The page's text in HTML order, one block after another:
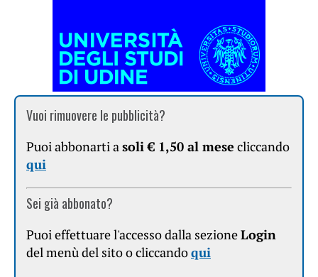
Vuoi rimuovere le pubblicità?
Puoi abbonarti asoli € 1,50 al mese cliccando
qui
Sei già abbonato?
Puoi effettuare l'accesso dalla sezioneLogin
del menù del sito o cliccandoqui